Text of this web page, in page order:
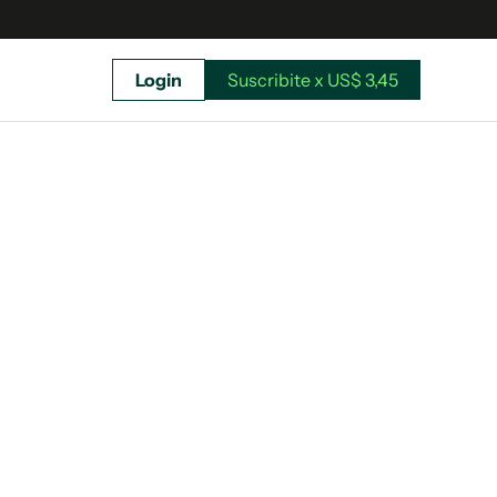
Login Suscribite x US$ 3,45